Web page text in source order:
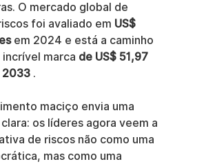
O mercado global de
foi avaliado em US$
em 2024 e está a caminho
marca de US$ 51,97
2033 .
maciço envia uma
os líderes agora veem a
de riscos não como uma
mas como uma